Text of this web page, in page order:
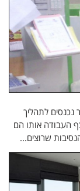
נכנסים לתהליך
העבודה אותו הם
שרוצים...